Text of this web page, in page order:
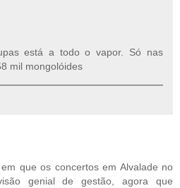
está a todo o vapor. Só nas
mil mongolóides
que os concertos em Alvalade no
genial de gestão, agora que